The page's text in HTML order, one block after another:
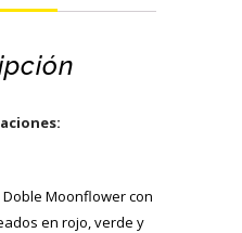
Doble Moonflower con
en rojo, verde y